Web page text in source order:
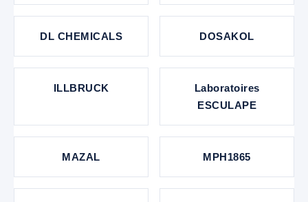
DL CHEMICALS DOSAKOL
ILLBRUCK
Laboratoires
ESCULAPE
MAZAL MPH1865